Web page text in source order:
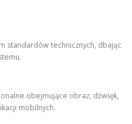
standardów technicznych, dbając
obejmujące obraz, dźwięk,
mobilnych.